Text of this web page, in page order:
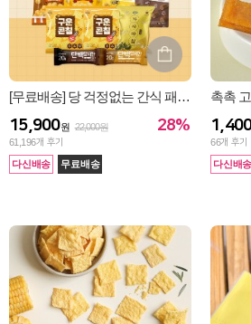
[무료배송] 당 걱정없는 간식 패키지 (총9팩)
15,900원 22,000원
61,196개 후기
28%
다신배송 무료배송
촉촉
66개 후기
다신배송